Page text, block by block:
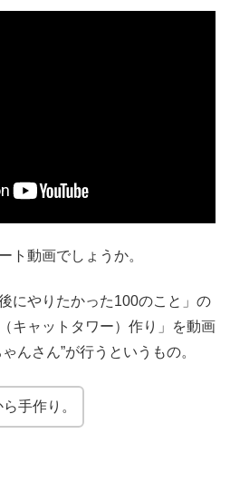
ト動画でしょうか。
にやりたかった100のこと」の
キャットタワー）作り」を動画
んさん”が行うというもの。
手作り。